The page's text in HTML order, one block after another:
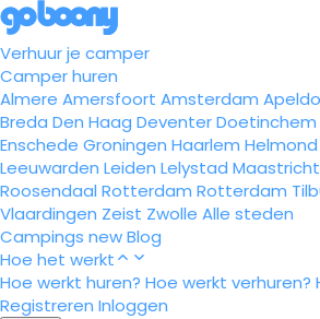
Verhuur je camper
Camper huren
Almere Amersfoort Amsterdam
Breda Den Haag DeventerDoetinchem
Enschede Groningen Haarlem Helmond
Leeuwarden Leiden Lelystad Maastricht
Roosendaal Rotterdam Rotterdam
Vlaardingen Zeist Zwolle Alle steden
Campings newBlog
Hoe het werkt
Hoe werkt huren? Hoe werkt verhuren?
Registreren Inloggen